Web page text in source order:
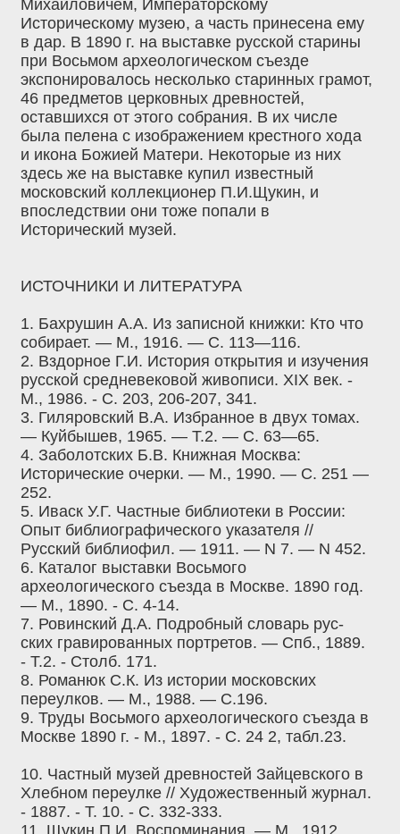
Михайловичем, Императорскому
Историческому музею, а часть принесена ему
в дар. В 1890 г. на выставке русской старины
при Восьмом археологическом съезде
экспонировалось несколько старинных грамот,
46 предметов церковных древностей,
оставшихся от этого собрания. В их числе
была пелена с изображением крестного хода
и икона Божией Матери. Некоторые из них
здесь же на выставке купил известный
московский коллекционер П.И.Щукин, и
впоследствии они тоже попали в
Исторический музей.
ИСТОЧНИКИ И ЛИТЕРАТУРА
1. Бахрушин А.А. Из записной книжки: Кто что
собирает. — М., 1916. — С. 113—116.
2. Вздорное Г.И. История открытия и изучения
русской средневековой живописи. XIX век. -
М., 1986. - С. 203, 206-207, 341.
3. Гиляровский В.А. Избранное в двух томах.
— Куйбышев, 1965. — Т.2. — С. 63—65.
4. Заболотских Б.В. Книжная Москва:
Исторические очерки. — М., 1990. — С. 251 —
252.
5. Иваск У.Г. Частные библиотеки в России:
Опыт библиографического указателя //
Русский библиофил. — 1911. — N 7. — N 452.
6. Каталог выставки Восьмого
археологического съезда в Москве. 1890 год.
— М., 1890. - С. 4-14.
7. Ровинский Д.А. Подробный словарь рус-
ских гравированных портретов. — Спб., 1889.
- Т.2. - Столб. 171.
8. Романюк С.К. Из истории московских
переулков. — М., 1988. — С.196.
9. Труды Восьмого археологического съезда в
Москве 1890 г. - М., 1897. - С. 24 2, табл.23.
10. Частный музей древностей Зайцевского в
Хлебном переулке // Художественный журнал.
- 1887. - Т. 10. - С. 332-333.